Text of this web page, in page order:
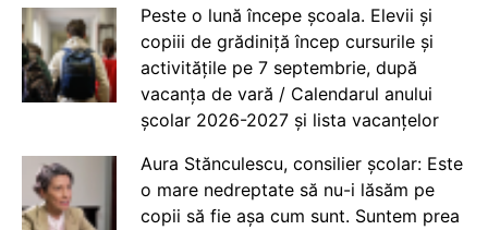
Peste o lună începe școala. Elevii și
copiii de grădiniță încep cursurile și
activitățile pe 7 septembrie, după
vacanța de vară / Calendarul anului
școlar 2026-2027 și lista vacanțelor
Aura Stănculescu, consilier școlar: Este
o mare nedreptate să nu-i lăsăm pe
copii să fie așa cum sunt. Suntem prea